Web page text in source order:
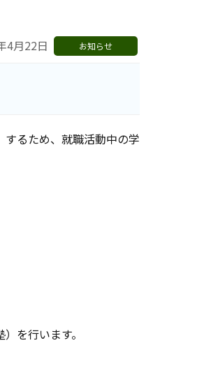
4月22日 お知らせ
るため、就職活動中の学
を行います。